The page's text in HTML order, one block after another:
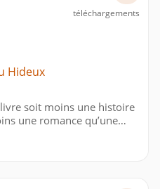
Hideux
livre soit moins une histoire
une romance qu’une
de l’émotion, il y trouvera
téléchargements